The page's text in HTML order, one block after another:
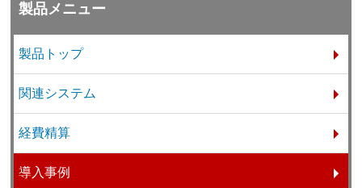
製品メニュー
製品トップ
関連システム
経費精算
導入事例